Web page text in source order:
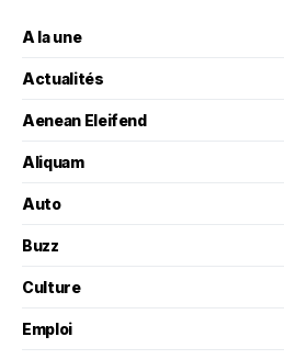
A la une
Actualités
Aenean Eleifend
Aliquam
Auto
Buzz
Culture
Emploi